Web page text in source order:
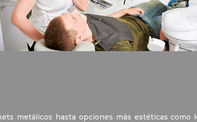
metálicos hasta opciones más estéticas como